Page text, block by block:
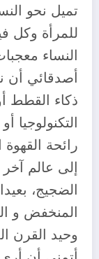
تميل نحو
للمرأة وكل
النساء
أصدقائي أن
ذكاء القطط
التكنولوجيا
رائحة
إلى عالم آخر
الضجيج،
المنخفض و
وحيد القرن